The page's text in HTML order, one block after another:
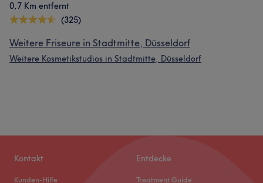
0,7 Km entfernt
(325)
Weitere Friseure in Stadtmitte, Düsseldorf
Weitere Kosmetikstudios in Stadtmitte, Düsseldorf
Kontakt
Kunden-Hilfe
Entdecke
Treatment Guide